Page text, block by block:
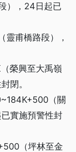
），24日起已
靈甫橋路段），
榮興至大禹嶺
閉。
（關
實施預警性封
（坪林至金